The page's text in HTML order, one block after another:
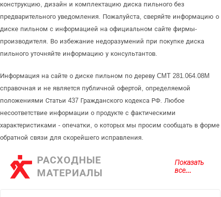
конструкцию, дизайн и комплектацию диска пильного без
предварительного уведомления. Пожалуйста, сверяйте информацию о
диске пильном с информацией на официальном сайте фирмы-
производителя. Во избежание недоразумений при покупке диска
пильного уточняйте информацию у консультантов.
Информация на сайте о диске пильном по дереву CMT 281.064.08M
справочная и не является публичной офертой, определяемой
положениями Статьи 437 Гражданского кодекса РФ. Любое
несоответствие информации о продукте с фактическими
характеристиками - опечатки, о которых мы просим сообщать в форме
обратной связи для скорейшего исправления.
РАСХОДНЫЕ
МАТЕРИАЛЫ
Показать
все...